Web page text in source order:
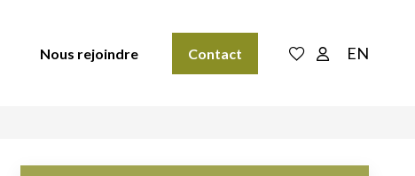
Nous rejoindre Contact EN